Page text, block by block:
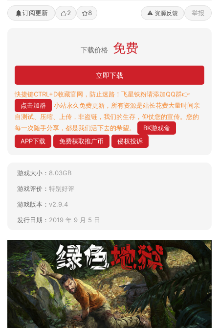
订阅更新 2 8 ⚠️ 资源反馈 举报
下载价格 免费
立即下载
快捷键CTRL+D收藏官网，防止迷路！飞星铁粉请添加QQ群👉
点击加群
小站永久免费更新，所有资源是站长花费大量时间亲
自测试、压缩、上传，非盗链，我们的生存，仰仗您的宣传。您的
每一次随手分享，都是我们活下去的希望。
BK游戏盒
APP下载
免费获取推广币 侵权投诉
游戏大小： 8.03GB
游戏评价： 特别好评
游戏版本： v2.9.4
发行日期： 2019 年 9 月 5 日